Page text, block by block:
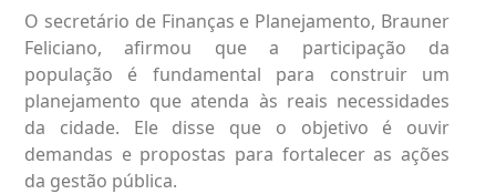
O secretário de Finanças e Planejamento, Brauner
Feliciano, afirmou que a participação da
população é fundamental para construir um
planejamento que atenda às reais necessidades
da cidade. Ele disse que o objetivo é ouvir
demandas e propostas para fortalecer as ações
da gestão pública.